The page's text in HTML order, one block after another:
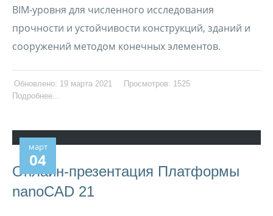
BIM-уровня для численного исследования
прочности и устойчивости конструкций, зданий и
сооружений методом конечных элементов.
Обновлено: 19 марта 2021
Просмотров: 1525
Подробнее...
март
04
Онлайн-презентация Платформы
nanoCAD 21